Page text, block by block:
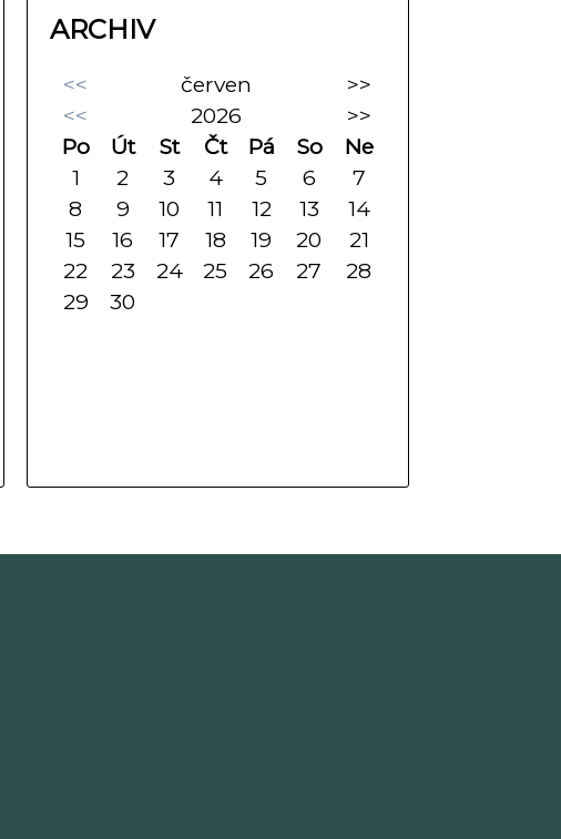
ARCHIV
<< červen
>>
<<
2026
>>
Po
Út St Čt Pá So
Ne
1
2 3 4 5 6
7
8
9 10 11 12 13
14
15
16 17 18 19 20
21
22
23 24 25 26 27
28
29
30